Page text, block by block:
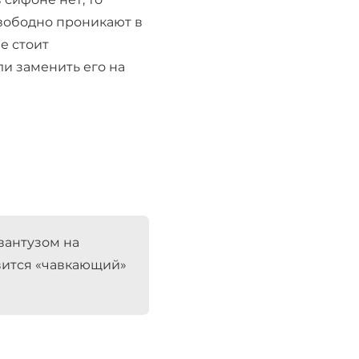
проникают в
стоит
заменить его на
на
«чавкающий»